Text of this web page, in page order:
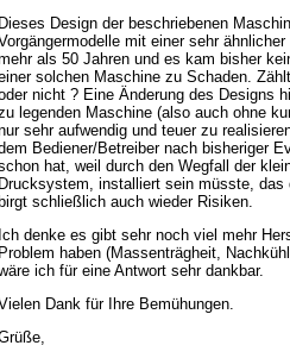
Dieses Design der beschriebenen
mit einer sehr
als 50 Jahren und es kam bisher
solchen Maschine zu Schaden.
nicht ? Eine Änderung des Designs
legenden Maschine (also auch ohne
sehr aufwendig und teuer zu
Bediener/Betreiber nach bisheriger
hat, weil durch den Wegfall der
Drucksystem, installiert sein müsste,
birgt schließlich auch wieder Risiken.
Ich denke es gibt sehr noch viel mehr
Problem haben (Massenträgheit,
ich für eine Antwort sehr dankbar.
Dank für Ihre Bemühungen.